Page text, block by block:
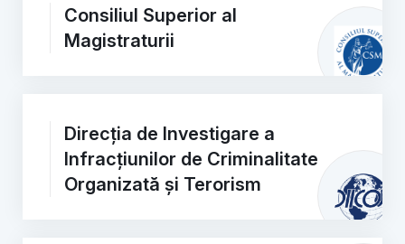
Consiliul Superior al
Magistraturii
Direcția de Investigare a
Infracțiunilor de Criminalitate
Organizată și Terorism